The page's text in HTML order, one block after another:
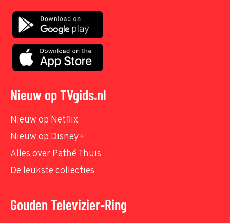
Nieuw op TVgids.nl
Nieuw op Netflix
Nieuw op Disney+
Alles over Pathé Thuis
De leukste collecties
Gouden Televizier-Ring